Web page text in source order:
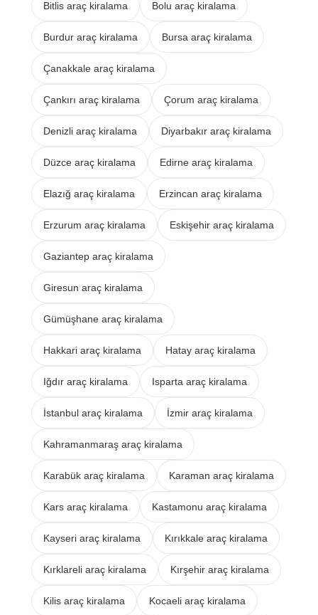
Bitlis araç kiralama Bolu araç kiralama
Burdur araç kiralama Bursa araç kiralama
Çanakkale araç kiralama
Çankırı araç kiralama Çorum araç kiralama
Denizli araç kiralama Diyarbakır araç kiralama
Düzce araç kiralama Edirne araç kiralama
Elazığ araç kiralama Erzincan araç kiralama
Erzurum araç kiralama Eskişehir araç kiralama
Gaziantep araç kiralama
Giresun araç kiralama
Gümüşhane araç kiralama
Hakkari araç kiralama Hatay araç kiralama
Iğdır araç kiralama Isparta araç kiralama
İstanbul araç kiralama İzmir araç kiralama
Kahramanmaraş araç kiralama
Karabük araç kiralama Karaman araç kiralama
Kars araç kiralama Kastamonu araç kiralama
Kayseri araç kiralama Kırıkkale araç kiralama
Kırklareli araç kiralama Kırşehir araç kiralama
Kilis araç kiralama Kocaeli araç kiralama